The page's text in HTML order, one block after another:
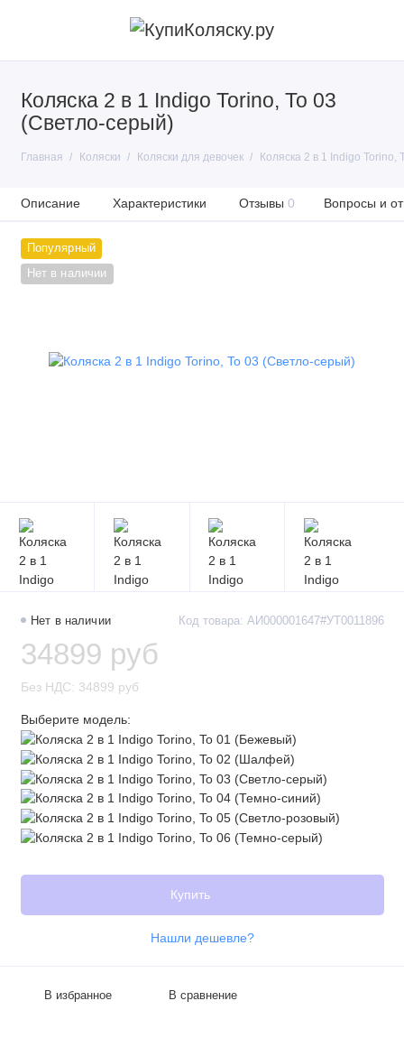
Коляска 2 в 1 Indigo Torino, To 03
(Светло-серый)
Главная Коляски Коляски для девочек Коляска 2 в 1 Indigo Torino,
Описание Характеристики Отзывы 0 Вопросы и
Популярный
Нет в наличии
Нет в наличии Код товара: АИ000001647#УТ0011896
34899 руб
Без НДС: 34899 руб
Выберите модель:
Купить
Нашли дешевле?
В избранное В сравнение